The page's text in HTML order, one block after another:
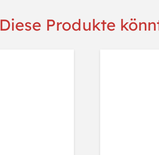
Diese Produkte